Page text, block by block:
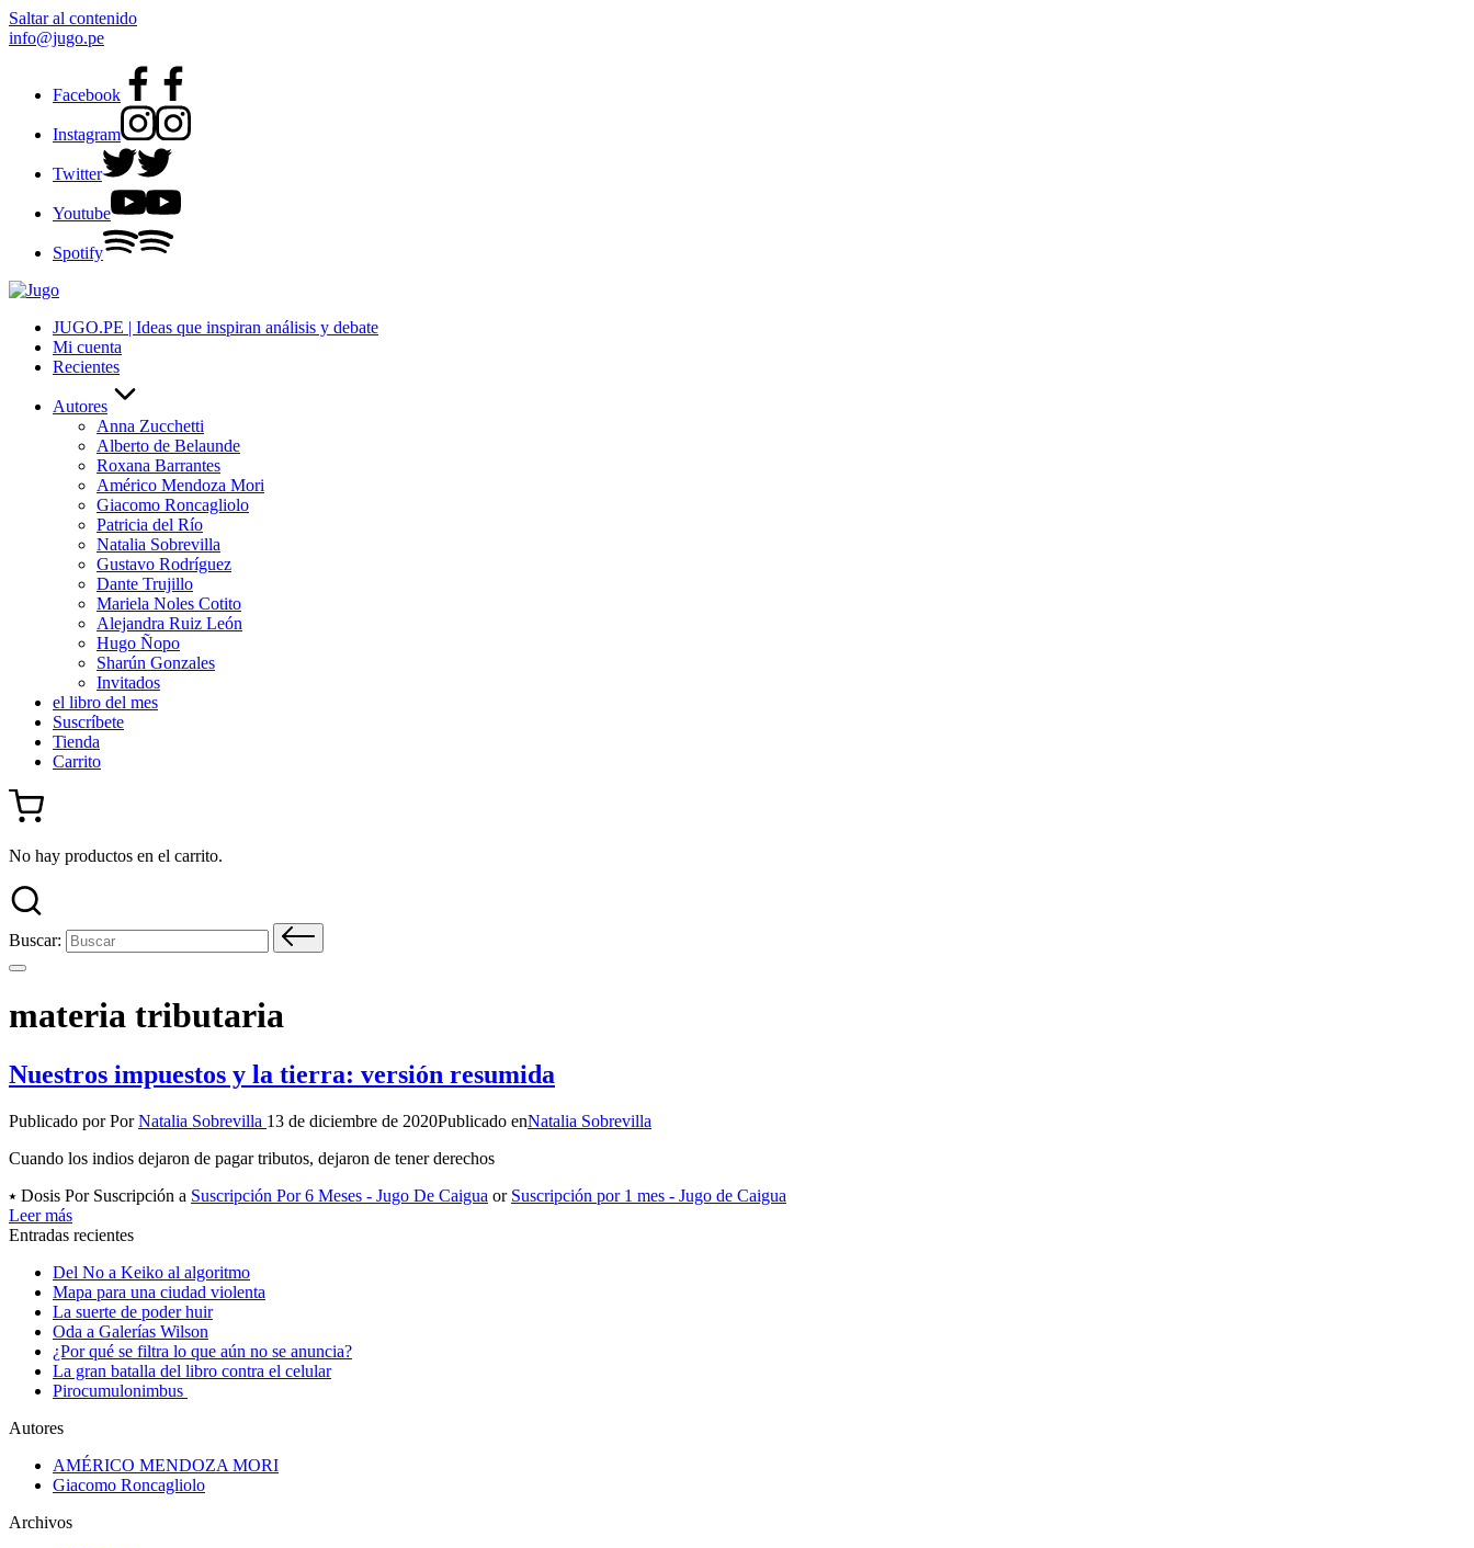
Saltar al contenido
info@jugo.pe
Facebook
Instagram
Twitter
Youtube
Spotify
JUGO.PE | Ideas que inspiran análisis y debate
Mi cuenta
Recientes
Autores
Anna Zucchetti
Alberto de Belaunde
Roxana Barrantes
Américo Mendoza Mori
Giacomo Roncagliolo
Patricia del Río
Natalia Sobrevilla
Gustavo Rodríguez
Dante Trujillo
Mariela Noles Cotito
Alejandra Ruiz León
Hugo Ñopo
Sharún Gonzales
Invitados
el libro del mes
Suscríbete
Tienda
Carrito
No hay productos en el carrito.
Buscar:
materia tributaria
Nuestros impuestos y la tierra: versión resumida
Publicado por PorNatalia Sobrevilla 13 de diciembre de 2020Publicado enNatalia Sobrevilla
Cuando los indios dejaron de pagar tributos, dejaron de tener derechos
⭑ Dosis Por Suscripción a Suscripción Por 6 Meses - Jugo De Caigua or Suscripción por 1 mes - Jugo de Caigua
Leer más
Entradas recientes
Del No a Keiko al algoritmo
Mapa para una ciudad violenta
La suerte de poder huir
Oda a Galerías Wilson
¿Por qué se filtra lo que aún no se anuncia?
La gran batalla del libro contra el celular
Pirocumulonimbus
Autores
AMÉRICO MENDOZA MORI
Giacomo Roncagliolo
Archivos